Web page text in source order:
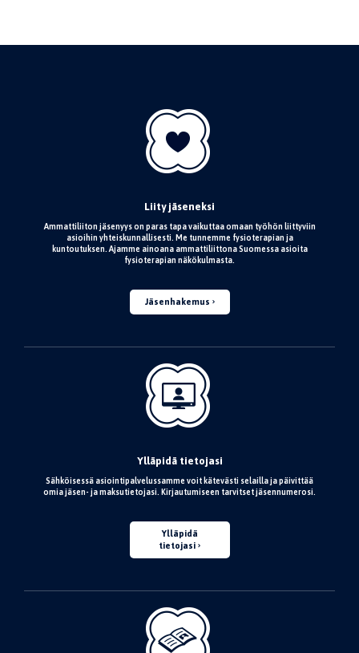
Liity jäseneksi
Ammattiliiton jäsenyys on paras tapa vaikuttaa omaan työhön liittyviin
asioihin yhteiskunnallisesti. Me tunnemme fysioterapian ja
kuntoutuksen. Ajamme ainoana ammattiliittona Suomessa asioita
fysioterapian näkökulmasta.
Jäsenhakemus
Ylläpidä tietojasi
Sähköisessä asiointipalvelussamme voit kätevästi selailla ja päivittää
omia jäsen- ja maksutietojasi. Kirjautumiseen tarvitset jäsennumerosi.
Ylläpidä
tietojasi